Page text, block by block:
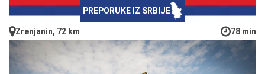
PREPORUKE IZ SRBIJE
Zrenjanin, 72 km 78 min